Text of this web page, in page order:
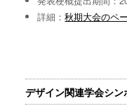
詳細：秋期大会のペ
デザイン関連学会シ